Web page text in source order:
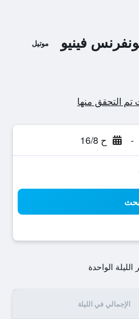
فينيو موتيل
- ح 16/8
الواحدة
الإجمالي في الليلة